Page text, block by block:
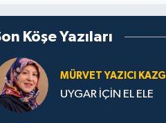
Köşe Yazıları
MÜRVET YAZICI KAZGI
UYGAR İÇİN EL ELE